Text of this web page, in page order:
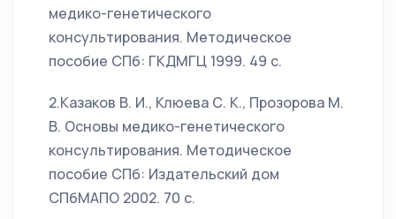
медико-генетического
консультирования. Методическое
пособие СПб: ГКДМГЦ 1999. 49 с.
2.Казаков В. И., Клюева С. К., Прозорова М.
В. Основы медико-генетического
консультирования. Методическое
пособие СПб: Издательский дом
СПбМАПО 2002. 70 с.